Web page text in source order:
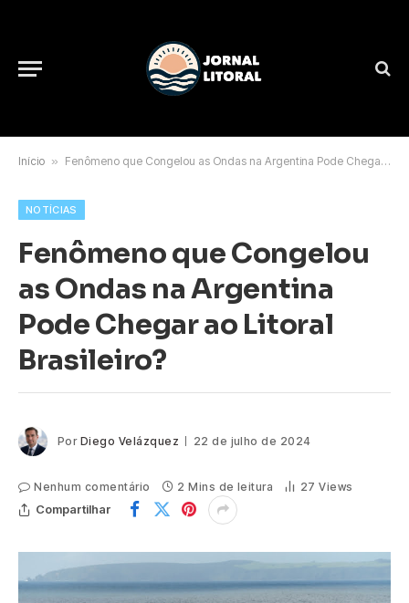
Início » Fenômeno que Congelou as Ondas na Argentina Pode Chegar ao Litoral Brasileiro?
NOTÍCIAS
Fenômeno que Congelou
as Ondas na Argentina
Pode Chegar ao Litoral
Brasileiro?
Por Diego Velázquez 22 de julho de 2024
Nenhum comentário 2 Mins de leitura 27Views
Compartilhar